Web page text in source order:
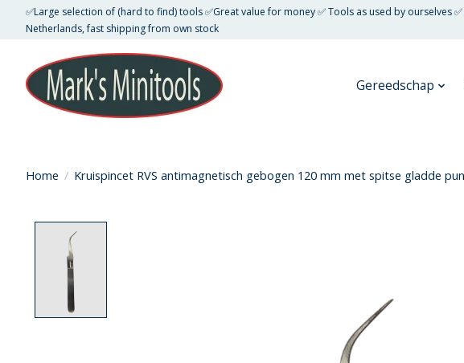
✅Large selection of (hard to find) tools ✅Great value for money ✅ Tools as used by ourselves ✅
Netherlands, fast shipping from own stock
Gereedschap
Home / Kruispincet RVS antimagnetisch gebogen 120 mm met spitse gladde